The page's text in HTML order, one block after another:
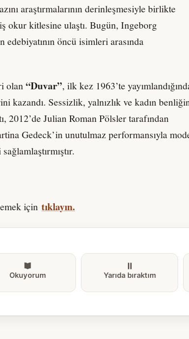
araştırmalarının derinleşmesiyle birlikte
okur kitlesine ulaştı. Bugün, Ingeborg
öncü isimleri arasında
olan“Duvar”, ilk kez 1963’te
kazandı. Sessizlik, yalnızlık ve kadın
2012’de Julian Roman Pölsler tarafından
Gedeck’in unutulmaz performansıyla
için tıklayın.
Okuyorum Yarıda bıraktım